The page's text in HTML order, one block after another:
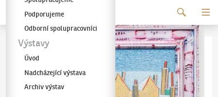
Galerie KODLPodporujeme
Odborní spolupracovníci
Výstavy
Úvod
Nadcházející výstava
Archiv výstav